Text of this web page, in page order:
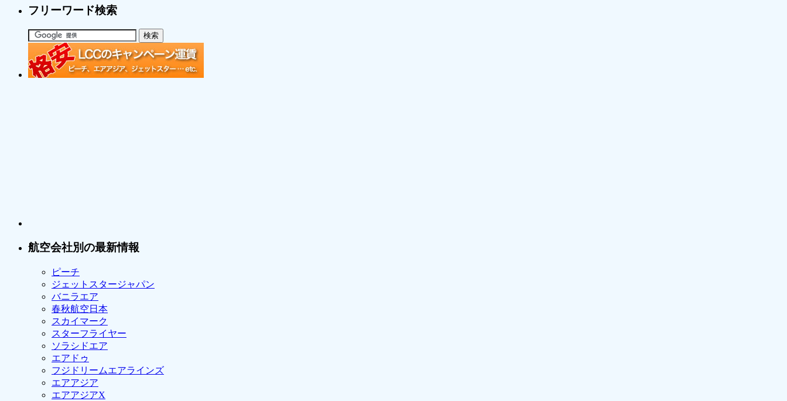
フリーワード検索
航空会社別の最新情報
ピーチ
ジェットスタージャパン
バニラエア
春秋航空日本
スカイマーク
スターフライヤー
ソラシドエア
エアドゥ
フジドリームエアラインズ
エアアジア
エアアジアX